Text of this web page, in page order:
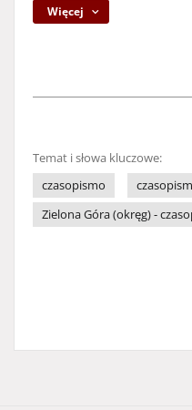
Więcej
Temat i słowa kluczowe:
czasopismo
Zielona Góra (okręg) -